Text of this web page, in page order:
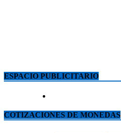
ESPACIO PUBLICITARIO
COTIZACIONES DE MONEDAS